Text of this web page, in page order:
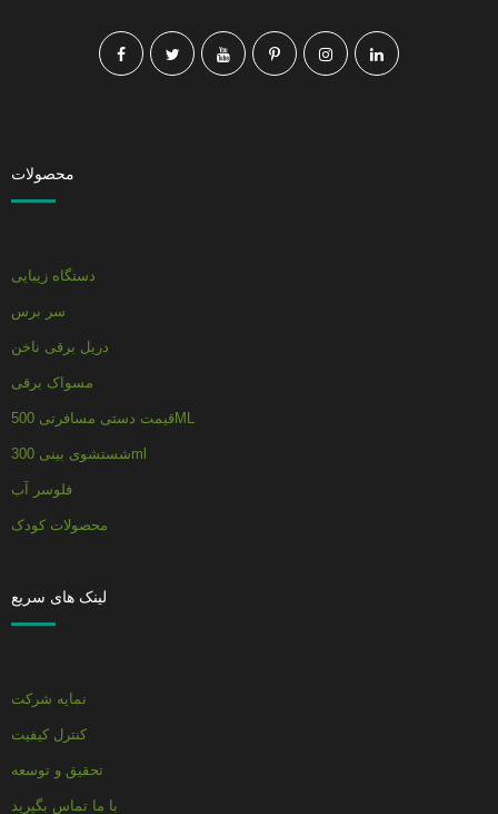
محصولات
دستگاه زیبایی
سر برس
دریل برقی ناخن
مسواک برقی
قیمت دستی مسافرتی 500ML
شستشوی بینی 300ml
فلوسر آب
محصولات کودک
لینک های سریع
نمایه شرکت
کنترل کیفیت
تحقیق و توسعه
با ما تماس بگیرید